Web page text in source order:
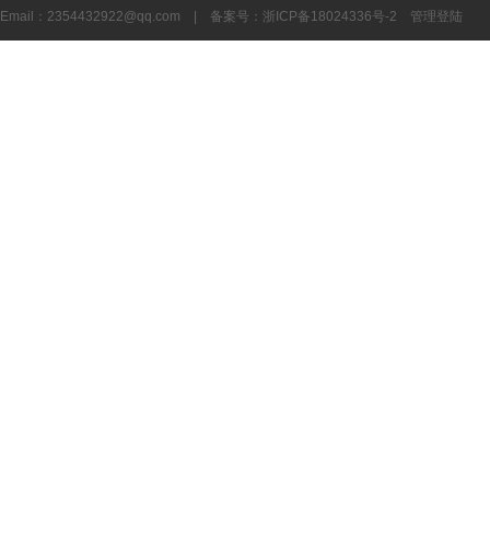
Email： 2354432922@qq.com | 备案号： 浙ICP备18024336号-2 管理登陆